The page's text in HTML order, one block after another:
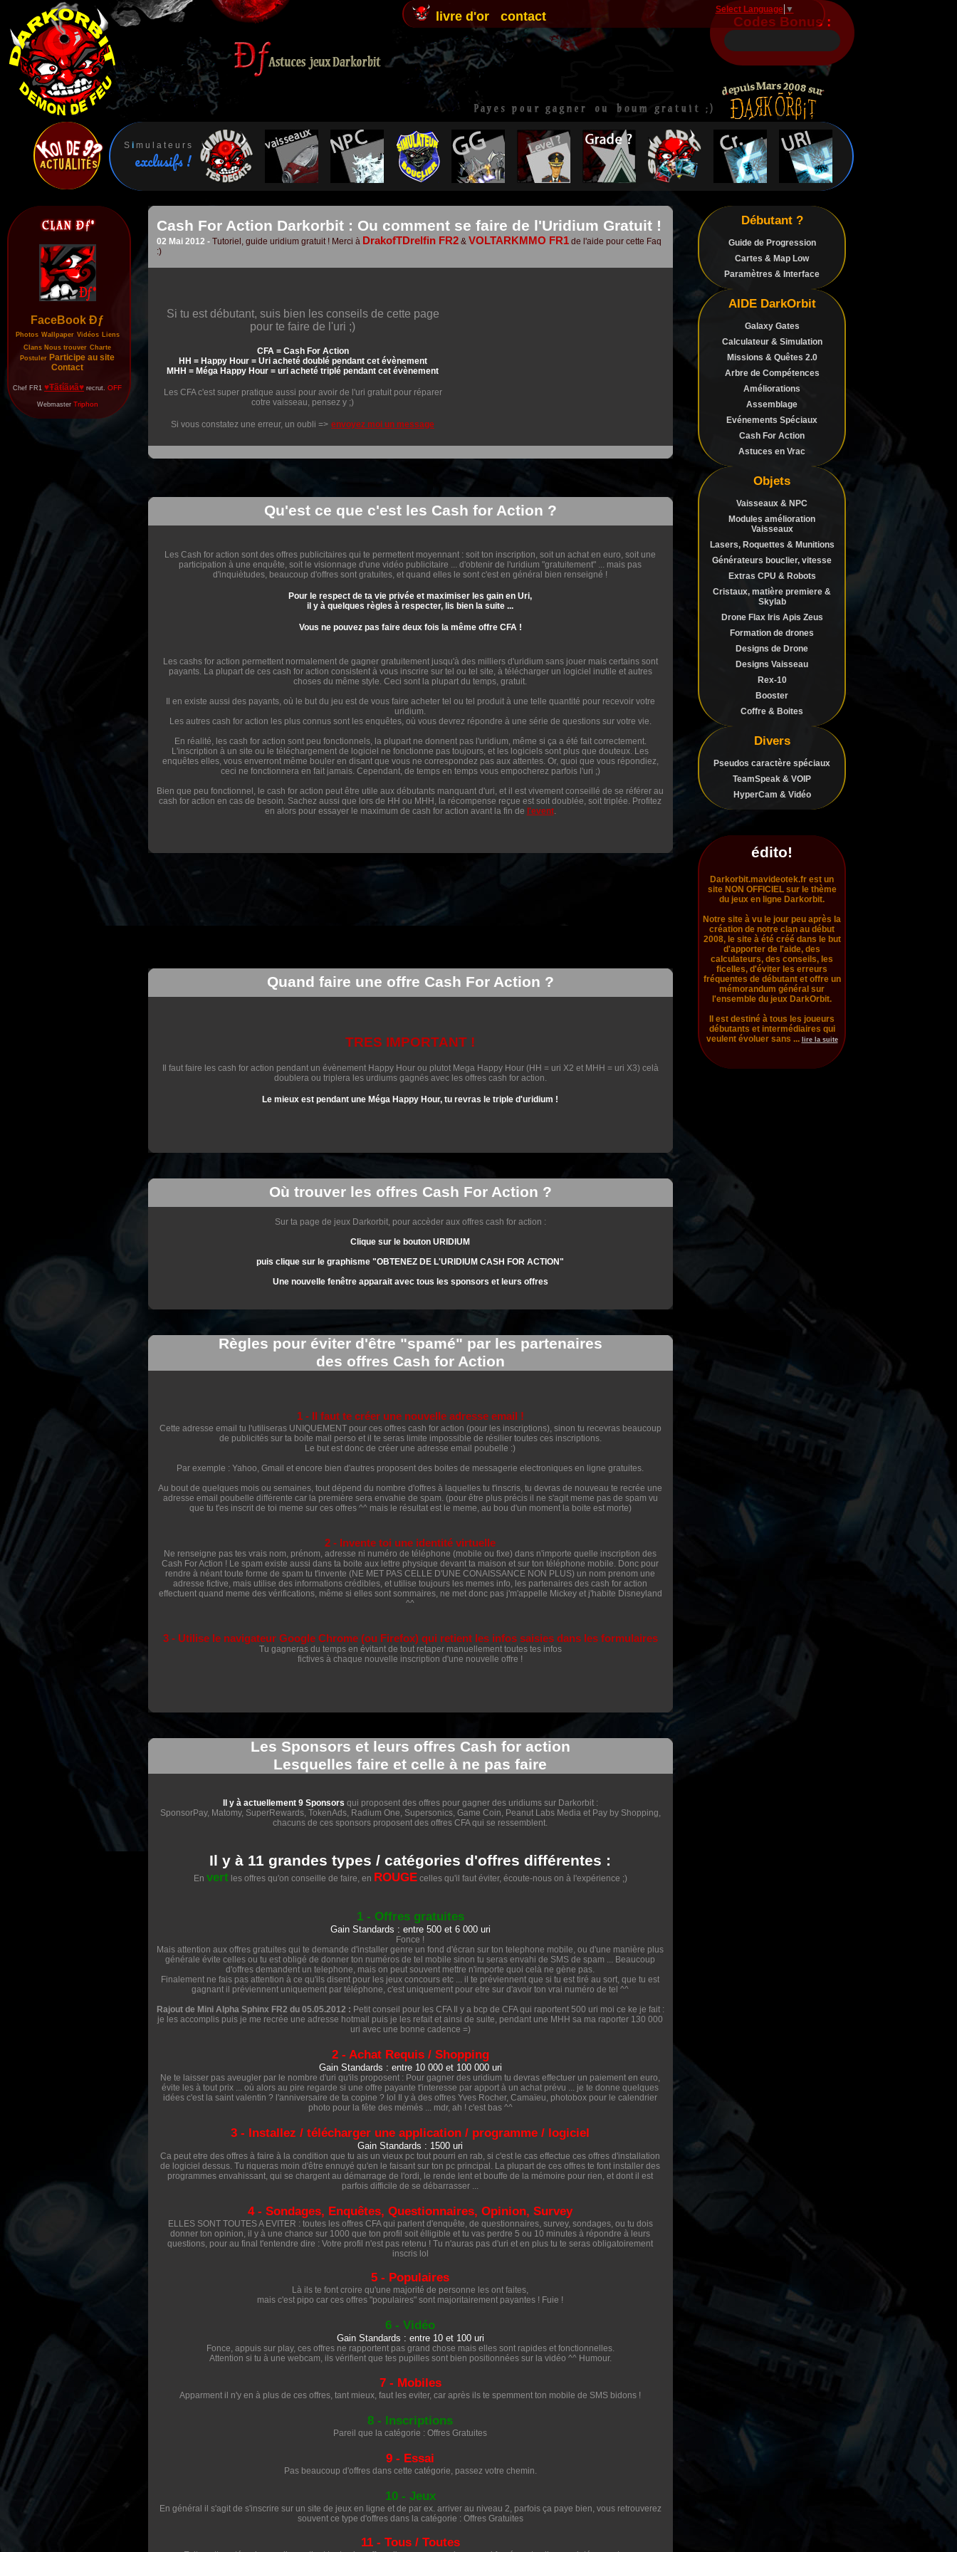
livre d'or contact Select Language ▼
Codes Bonus :
S i m u l a t e u r s
exclusifs !
FaceBook Đƒ
Photos Wallpaper Vidéos
Liens
Clans Nous trouver Charte
Postuler Participe au site
Contact
Chef FR1 ♥Ŧãŧΐãиã♥ recrut. OFF
Webmaster Triphon
Cash For Action Darkorbit : Ou comment se faire de l'Uridium Gratuit !
02 Mai 2012 - Tutoriel, guide uridium gratuit ! Merci à DrakofTDrelfin FR2& VOLTARKMMO FR1de l'aide pour cette Faq
:)
Si tu est débutant, suis bien les conseils de cette page
pour te faire de l'uri ;)
CFA = Cash For Action
HH = Happy Hour = Uri acheté doublé pendant cet évènement
MHH = Méga Happy Hour = uri acheté triplé pendant cet évènement
Les CFA c'est super pratique aussi pour avoir de l'uri gratuit pour réparer
cotre vaisseau, pensez y ;)
Si vous constatez une erreur, un oubli => envoyez moi un message
Qu'est ce que c'est les Cash for Action ?
Les Cash for action sont des offres publicitaires qui te permettent moyennant : soit ton inscription, soit un achat en euro, soit une
participation à une enquête, soit le visionnage d'une vidéo publicitaire ... d'obtenir de l'uridium "gratuitement" ... mais pas
d'inquiètudes, beaucoup d'offres sont gratuites, et quand elles le sont c'est en général bien renseigné !
Pour le respect de ta vie privée et maximiser les gain en Uri,
il y à quelques règles à respecter, lis bien la suite ...
Vous ne pouvez pas faire deux fois la même offre CFA !
Les cashs for action permettent normalement de gagner gratuitement jusqu'à des milliers d'uridium sans jouer mais certains sont
payants. La plupart de ces cash for action consistent à vous inscrire sur tel ou tel site, à télécharger un logiciel inutile et autres
choses du même style. Ceci sont la plupart du temps, gratuit.
Il en existe aussi des payants, où le but du jeu est de vous faire acheter tel ou tel produit à une telle quantité pour recevoir votre
uridium.
Les autres cash for action les plus connus sont les enquêtes, où vous devrez répondre à une série de questions sur votre vie.
En réalité, les cash for action sont peu fonctionnels, la plupart ne donnent pas l'uridium, même si ça a été fait correctement.
L'inscription à un site ou le téléchargement de logiciel ne fonctionne pas toujours, et les logiciels sont plus que douteux. Les
enquêtes elles, vous enverront même bouler en disant que vous ne correspondez pas aux attentes. Or, quoi que vous répondiez,
ceci ne fonctionnera en fait jamais. Cependant, de temps en temps vous empocherez parfois l'uri ;)
Bien que peu fonctionnel, le cash for action peut être utile aux débutants manquant d'uri, et il est vivement conseillé de se référer au
cash for action en cas de besoin. Sachez aussi que lors de HH ou MHH, la récompense reçue est soit doublée, soit triplée. Profitez
en alors pour essayer le maximum de cash for action avant la fin de l'event.
Quand faire une offre Cash For Action ?
TRES IMPORTANT !
Il faut faire les cash for action pendant un évènement Happy Hour ou plutot Mega Happy Hour (HH = uri X2 et MHH = uri X3) celà
doublera ou triplera les urdiums gagnés avec les offres cash for action.
Le mieux est pendant une Méga Happy Hour, tu revras le triple d'uridium !
Où trouver les offres Cash For Action ?
Sur ta page de jeux Darkorbit, pour accèder aux offres cash for action :
Clique sur le bouton URIDIUM
puis clique sur le graphisme "OBTENEZ DE L'URIDIUM CASH FOR ACTION"
Une nouvelle fenêtre apparait avec tous les sponsors et leurs offres
Règles pour éviter d'être "spamé" par les partenaires
des offres Cash for Action
1 - Il faut te créer une nouvelle adresse email !
Cette adresse email tu l'utiliseras UNIQUEMENT pour ces offres cash for action (pour les inscriptions), sinon tu recevras beaucoup
de publicités sur ta boite mail perso et il te seras limite impossible de résilier toutes ces inscriptions.
Le but est donc de créer une adresse email poubelle :)
Par exemple : Yahoo, Gmail et encore bien d'autres proposent des boites de messagerie electroniques en ligne gratuites.
Au bout de quelques mois ou semaines, tout dépend du nombre d'offres à laquelles tu t'inscris, tu devras de nouveau te recrée une
adresse email poubelle différente car la première sera envahie de spam. (pour être plus précis il ne s'agit meme pas de spam vu
que tu t'es inscrit de toi meme sur ces offres ^^ mais le résultat est le meme, au bou d'un moment la boite est morte)
2 - Invente toi une identité virtuelle
Ne renseigne pas tes vrais nom, prénom, adresse ni numéro de téléphone (mobile ou fixe) dans n'importe quelle inscription des
Cash For Action ! Le spam existe aussi dans ta boite aux lettre physique devant ta maison et sur ton téléphone mobile. Donc pour
rendre à néant toute forme de spam tu t'invente (NE MET PAS CELLE D'UNE CONAISSANCE NON PLUS) un nom prenom une
adresse fictive, mais utilise des informations crédibles, et utilise toujours les memes info, les partenaires des cash for action
effectuent quand meme des vérifications, même si elles sont sommaires, ne met donc pas j'm'appelle Mickey et j'habite Disneyland
^^
3 - Utilise le navigateur Google Chrome (ou Firefox) qui retient les infos saisies dans les formulaires
Tu gagneras du temps en évitant de tout retaper manuellement toutes tes infos
fictives à chaque nouvelle inscription d'une nouvelle offre !
Les Sponsors et leurs offres Cash for action
Lesquelles faire et celle à ne pas faire
Il y à actuellement 9 Sponsors qui proposent des offres pour gagner des uridiums sur Darkorbit :
SponsorPay, Matomy, SuperRewards, TokenAds, Radium One, Supersonics, Game Coin, Peanut Labs Media et Pay by Shopping,
chacuns de ces sponsors proposent des offres CFA qui se ressemblent.
Il y à 11 grandes types / catégories d'offres différentes :
En vertles offres qu'on conseille de faire, en ROUGEcelles qu'il faut éviter, écoute-nous on à l'expérience ;)
1 - Offres gratuites
Gain Standards : entre 500 et 6 000 uri
Fonce !
Mais attention aux offres gratuites qui te demande d'installer genre un fond d'écran sur ton telephone mobile, ou d'une manière plus
générale évite celles ou tu est obligé de donner ton numéros de tel mobile sinon tu seras envahi de SMS de spam ... Beaucoup
d'offres demandent un telephone, mais on peut souvent mettre n'importe quoi celà ne gène pas.
Finalement ne fais pas attention à ce qu'ils disent pour les jeux concours etc ... il te préviennent que si tu est tiré au sort, que tu est
gagnant il préviennent uniquement par téléphone, c'est uniquement pour etre sur d'avoir ton vrai numéro de tel ^^
Rajout de Mini Alpha Sphinx FR2 du 05.05.2012 : Petit conseil pour les CFA Il y a bcp de CFA qui raportent 500 uri moi ce ke je fait :
je les accomplis puis je me recrée une adresse hotmail puis je les refait et ainsi de suite, pendant une MHH sa ma raporter 130 000
uri avec une bonne cadence =)
2 - Achat Requis / Shopping
Gain Standards : entre 10 000 et 100 000 uri
Ne te laisser pas aveugler par le nombre d'uri qu'ils proposent : Pour gagner des uridium tu devras effectuer un paiement en euro,
évite les à tout prix ... où alors au pire regarde si une offre payante t'interesse par apport à un achat prévu ... je te donne quelques
idées c'est la saint valentin ? l'anniversaire de ta copine ? lol Il y à des offres Yves Rocher, Camaïeu, photobox pour le calendrier
photo pour la fête des mémés ... mdr, ah ! c'est bas ^^
3 - Installez / télécharger une application / programme / logiciel
Gain Standards : 1500 uri
Ca peut etre des offres à faire à la condition que tu ais un vieux pc tout pourri en rab, si c'est le cas effectue ces offres d'installation
de logiciel dessus. Tu riqueras moin d'être ennuyé qu'en le faisant sur ton pc principal. La plupart de ces offres te font installer des
programmes envahissant, qui se chargent au démarrage de l'ordi, le rende lent et bouffe de la mémoire pour rien, et dont il est
parfois difficile de se débarrasser ...
4 - Sondages, Enquêtes, Questionnaires, Opinion, Survey
ELLES SONT TOUTES A EVITER : toutes les offres CFA qui parlent d'enquête, de questionnaires, survey, sondages, ou tu dois
donner ton opinion, il y à une chance sur 1000 que ton profil soit élligible et tu vas perdre 5 ou 10 minutes à répondre à leurs
questions, pour au final t'entendre dire : Votre profil n'est pas retenu ! Tu n'auras pas d'uri et en plus tu te seras obligatoirement
inscris lol
5 - Populaires
Là ils te font croire qu'une majorité de personne les ont faites,
mais c'est pipo car ces offres "populaires" sont majoritairement payantes ! Fuie !
6 - Vidéo
Gain Standards : entre 10 et 100 uri
Fonce, appuis sur play, ces offres ne rapportent pas grand chose mais elles sont rapides et fonctionnelles.
Attention si tu à une webcam, ils vérifient que tes pupilles sont bien positionnées sur la vidéo ^^ Humour.
7 - Mobiles
Apparment il n'y en à plus de ces offres, tant mieux, faut les eviter, car après ils te spemment ton mobile de SMS bidons !
8 - Inscriptions
Pareil que la catégorie : Offres Gratuites
9 - Essai
Pas beaucoup d'offres dans cette catégorie, passez votre chemin.
10 - Jeux
En général il s'agit de s'inscrire sur un site de jeux en ligne et de par ex. arriver au niveau 2, parfois ça paye bien, vous retrouverez
souvent ce type d'offres dans la catégorie : Offres Gratuites
11 - Tous / Toutes
Débutant ?
Guide de Progression
Cartes & Map Low
Paramètres & Interface
AIDE DarkOrbit
Galaxy Gates
Calculateur & Simulation
Missions & Quêtes 2.0
Arbre de Compétences
Améliorations
Assemblage
Evénements Spéciaux
Cash For Action
Astuces en Vrac
Objets
Vaisseaux & NPC
Modules amélioration
Vaisseaux
Lasers, Roquettes & Munitions
Générateurs bouclier, vitesse
Extras CPU & Robots
Cristaux, matière premiere &
Skylab
Drone Flax Iris Apis Zeus
Formation de drones
Designs de Drone
Designs Vaisseau
Rex-10
Booster
Coffre & Boites
Divers
Pseudos caractère spéciaux
TeamSpeak & VOIP
HyperCam & Vidéo
édito!
Darkorbit.mavideotek.fr est un
site NON OFFICIEL sur le thème
du jeux en ligne Darkorbit.
Notre site à vu le jour peu après la
création de notre clan au début
2008, le site à été créé dans le but
d'apporter de l'aide, des
calculateurs, des conseils, les
ficelles, d'éviter les erreurs
fréquentes de débutant et offre un
mémorandum général sur
l'ensemble du jeux DarkOrbit.
Il est destiné à tous les joueurs
débutants et intermédiaires qui
veulent évoluer sans ... lire la suite